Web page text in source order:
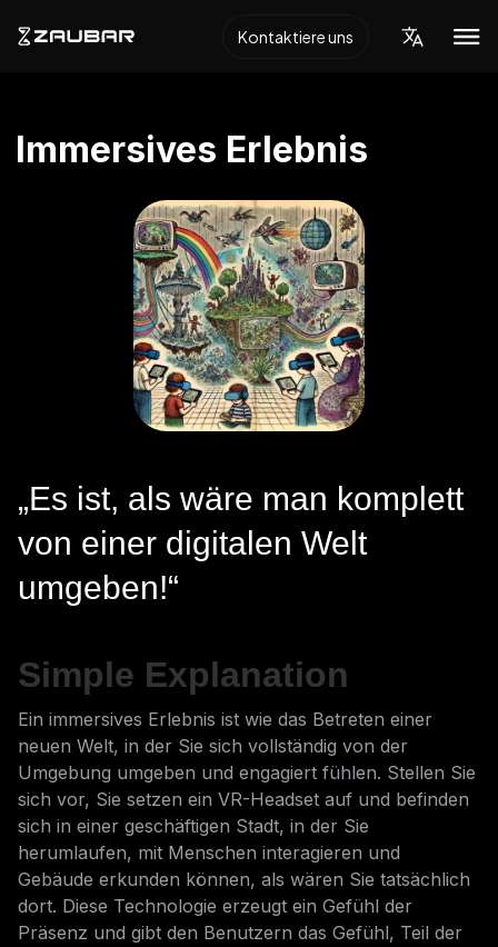
Kontaktiere uns
Immersives Erlebnis
„Es ist, als wäre man komplett
von einer digitalen Welt
umgeben!“
Simple Explanation
Ein immersives Erlebnis ist wie das Betreten einer
neuen Welt, in der Sie sich vollständig von der
Umgebung umgeben und engagiert fühlen. Stellen Sie
sich vor, Sie setzen ein VR-Headset auf und befinden
sich in einer geschäftigen Stadt, in der Sie
herumlaufen, mit Menschen interagieren und
Gebäude erkunden können, als wären Sie tatsächlich
dort. Diese Technologie erzeugt ein Gefühl der
Präsenz und gibt den Benutzern das Gefühl, Teil der